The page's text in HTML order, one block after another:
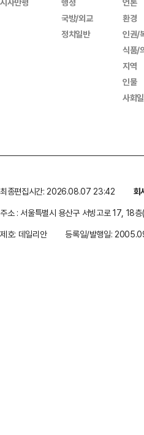
국방/외교
정치일반
환경
인권/
식품/
지역
인물
사회
최종편집시간: 2026.08.07 23:42 회
주소 : 서울특별시 용산구 서빙고로 17, 18
제호: 데일리안
등록일/발행일: